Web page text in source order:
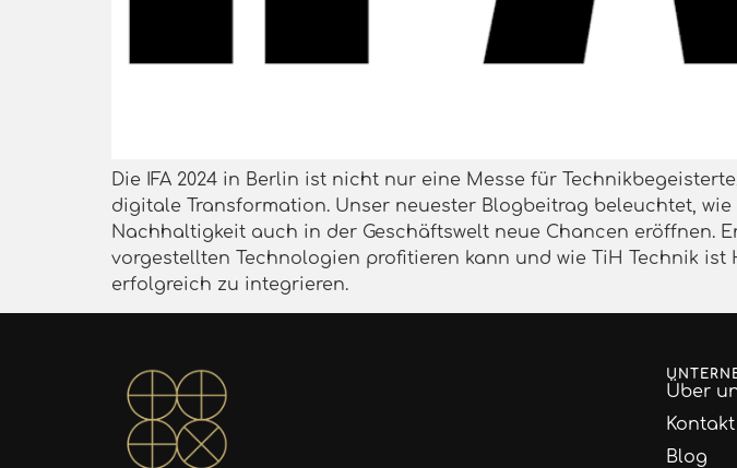
Die IFA 2024 in Berlin ist nicht nur eine Messe für
digitale Transformation. Unser neuester Blogbeitrag beleuchtet,
Nachhaltigkeit auch in der Geschäftswelt neue Chancen eröffnen.
vorgestellten Technologien profitieren kann und wie TiH Technik ist
erfolgreich zu integrieren.
Über
Kontakt
Blog